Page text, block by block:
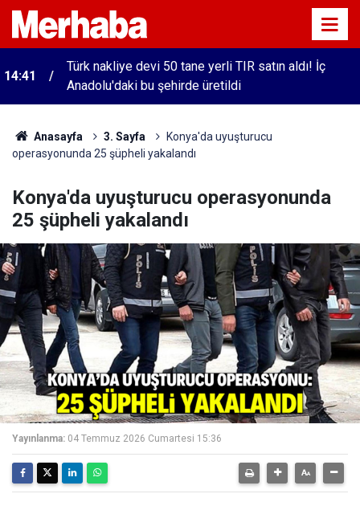
14:41
Türk nakliye devi 50 tane yerli TIR satın aldı! İç
Anadolu'daki bu şehirde üretildi
Anasayfa 3. Sayfa
Konya'da uyuşturucu
operasyonunda 25 şüpheli yakalandı
Konya'da uyuşturucu operasyonunda
25 şüpheli yakalandı
Yayınlanma: 04 Temmuz 2026 Cumartesi 15:36